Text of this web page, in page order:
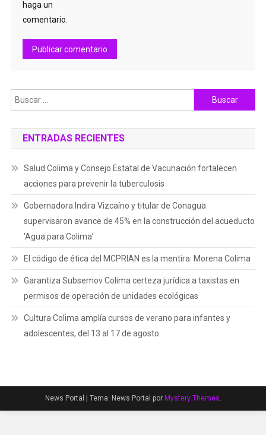
haga un
comentario.
Buscar:
ENTRADAS RECIENTES
Salud Colima y Consejo Estatal de Vacunación fortalecen
acciones para prevenir la tuberculosis
Gobernadora Indira Vizcaíno y titular de Conagua
supervisaron avance de 45% en la construcción del acueducto
‘Agua para Colima’
El código de ética del MCPRIAN es la mentira: Morena Colima
Garantiza Subsemov Colima certeza jurídica a taxistas en
permisos de operación de unidades ecológicas
Cultura Colima amplía cursos de verano para infantes y
adolescentes, del 13 al 17 de agosto
News Portal Tema: News Portal por Mystery Themes.